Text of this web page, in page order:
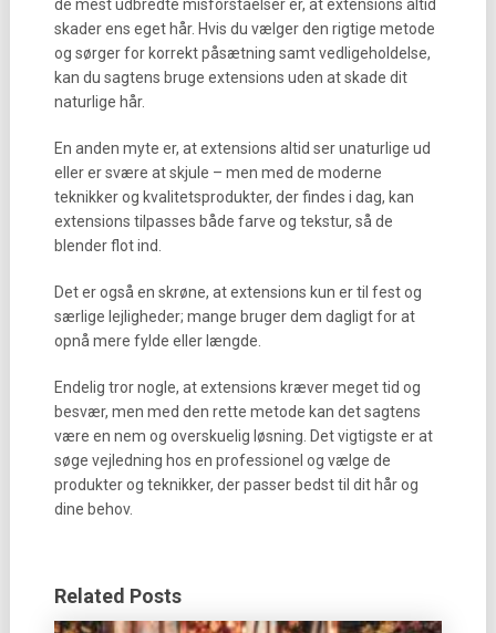
de mest udbredte misforståelser er, at extensions altid
skader ens eget hår. Hvis du vælger den rigtige metode
og sørger for korrekt påsætning samt vedligeholdelse,
kan du sagtens bruge extensions uden at skade dit
naturlige hår.
En anden myte er, at extensions altid ser unaturlige ud
eller er svære at skjule – men med de moderne
teknikker og kvalitetsprodukter, der findes i dag, kan
extensions tilpasses både farve og tekstur, så de
blender flot ind.
Det er også en skrøne, at extensions kun er til fest og
særlige lejligheder; mange bruger dem dagligt for at
opnå mere fylde eller længde.
Endelig tror nogle, at extensions kræver meget tid og
besvær, men med den rette metode kan det sagtens
være en nem og overskuelig løsning. Det vigtigste er at
søge vejledning hos en professionel og vælge de
produkter og teknikker, der passer bedst til dit hår og
dine behov.
Related Posts